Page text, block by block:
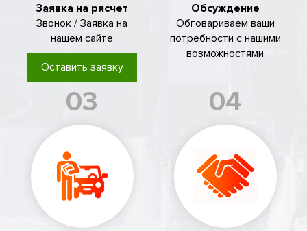
Заявка на рясчет
Звонок / Заявка на
нашем сайте
Оставить заявку
Обсуждение
Обговариваем ваши
потребности с нашими
возможностями
03 04